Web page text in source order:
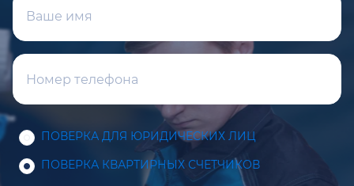
ПОВЕРКА ДЛЯ ЮРИДИЧЕСКИХ ЛИЦ
ПОВЕРКА КВАРТИРНЫХ СЧЕТЧИКОВ